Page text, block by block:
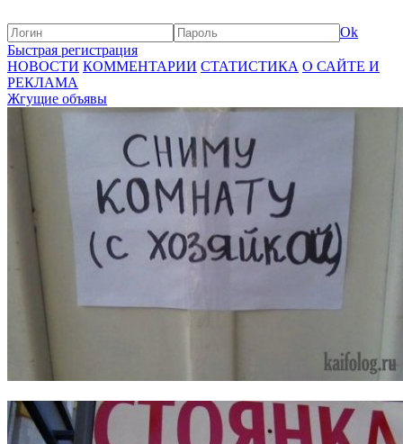
Ok
Быстрая регистрация
НОВОСТИ КОММЕНТАРИИ СТАТИСТИКА О САЙТЕ И
РЕКЛАМА
Жгущие объявы